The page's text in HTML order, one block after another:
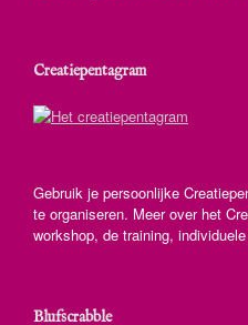
Creatiepentagram
Gebruik je persoonlijke
te organiseren. Meer over het
workshop, de training,
Blufscrabble